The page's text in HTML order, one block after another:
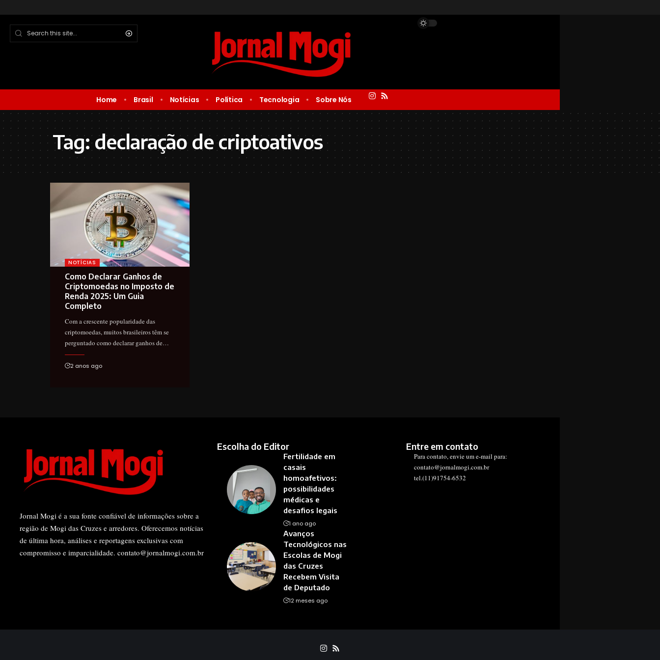
Home Brasil Notícias Política Tecnologia Sobre Nós
Tag:declaração de criptoativos
NOTÍCIAS
Como Declarar Ganhos de
Criptomoedas no Imposto de
Renda 2025: Um Guia
Completo
Com a crescente popularidade das
criptomoedas, muitos brasileiros têm se
perguntado como declarar ganhos de…
2 anos ago
Jornal Mogi é a sua fonte confiável de informações sobre a
região de Mogi das Cruzes e arredores. Oferecemos notícias
de última hora, análises e reportagens exclusivas com
compromisso e imparcialidade. contato@jornalmogi.com.br
Escolha do Editor
Fertilidade em
casais
homoafetivos:
possibilidades
médicas e
desafios legais
1 ano ago
Avanços
Tecnológicos nas
Escolas de Mogi
das Cruzes
Recebem Visita
de Deputado
12 meses ago
Entre em contato
Para contato, envie um e-mail para:
contato@jornalmogi.com.br
tel.(11)91754-6532